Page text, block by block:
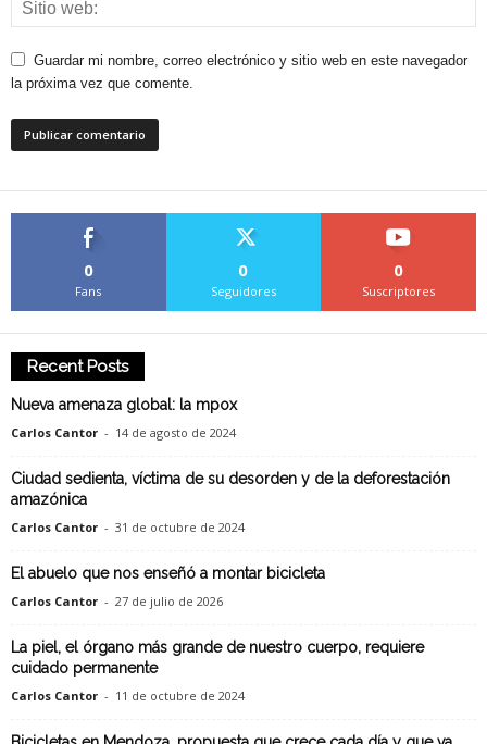
Guardar mi nombre, correo electrónico y sitio web en este navegador
la próxima vez que comente.
0
Fans
0
Seguidores
0
Suscriptores
Recent Posts
Nueva amenaza global: la mpox
Carlos Cantor - 14 de agosto de 2024
Ciudad sedienta, víctima de su desorden y de la deforestación
amazónica
Carlos Cantor - 31 de octubre de 2024
El abuelo que nos enseñó a montar bicicleta
Carlos Cantor - 27 de julio de 2026
La piel, el órgano más grande de nuestro cuerpo, requiere
cuidado permanente
Carlos Cantor - 11 de octubre de 2024